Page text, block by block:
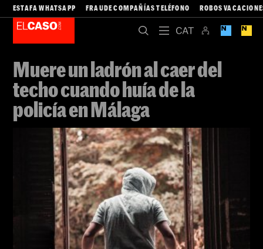
ESTAFA WHATSAPP FRAUDE COMPAÑÍAS TELÉFONO ROBOS
Muere un ladrón al caer del
techo cuando huía de la
policía en Málaga